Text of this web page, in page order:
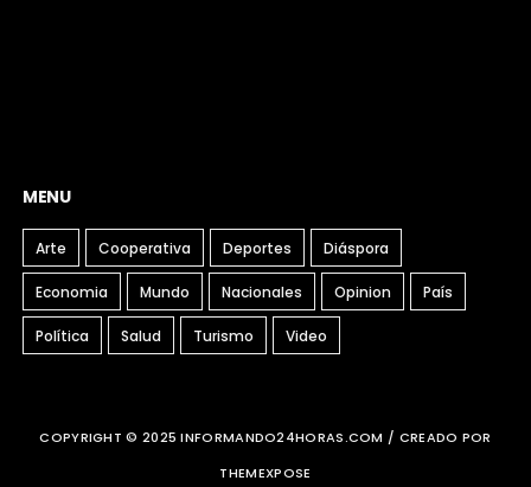
MENU
Arte Cooperativa Deportes Diáspora
Economia Mundo Nacionales Opinion País
Política Salud Turismo Video
COPYRIGHT © 2025 INFORMANDO24HORAS.COM / CREADO POR
THEMEXPOSE